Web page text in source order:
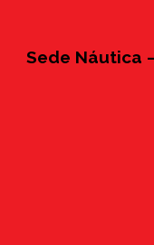
Sede Náutica